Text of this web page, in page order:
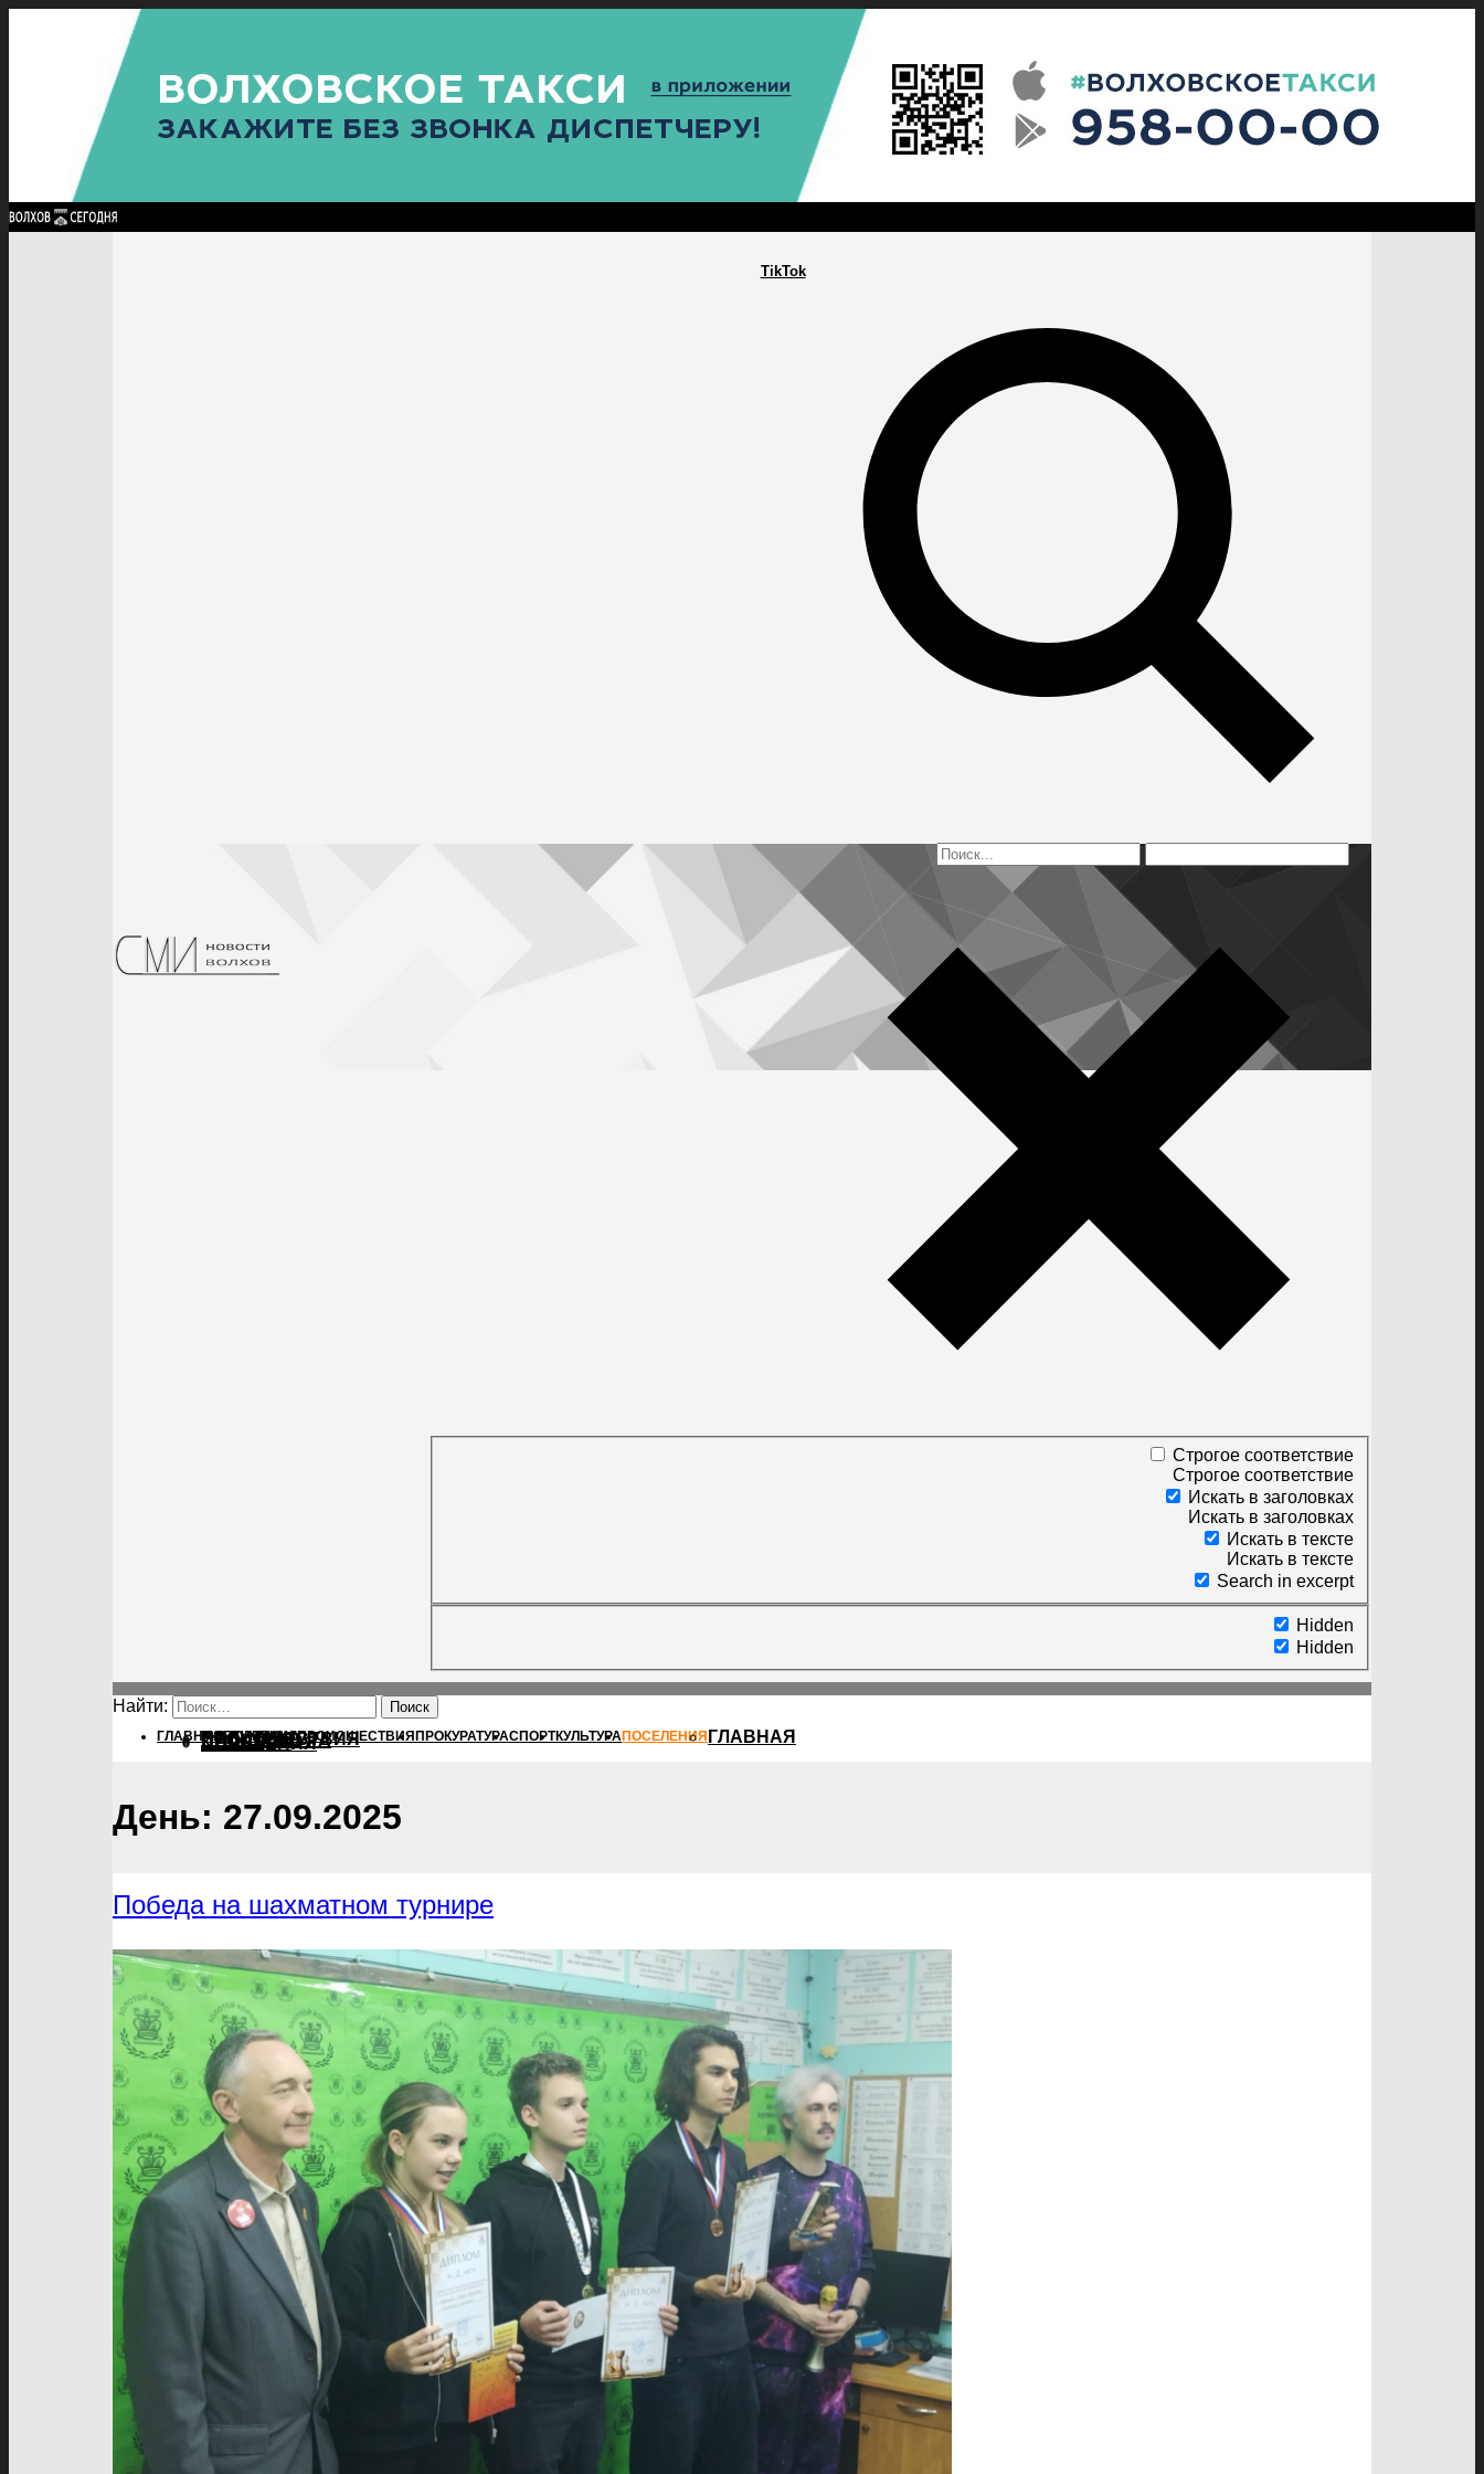
TikTok
Строгое соответствие
Строгое соответствие
Искать в заголовках
Искать в заголовках
Искать в тексте
Искать в тексте
Search in excerpt
Hidden
Hidden
Найти:
ГЛАВНАЯПОЛИТИКАПРОИСШЕСТВИЯ ПРОКУРАТУРАСПОРТКУЛЬТУРАПОСЕЛЕНИЯ ГЛАВНАЯ
ПОЛИТИКА
ПРОИСШЕСТВИЯ
ПРОКУРАТУРА
СПОРТ
КУЛЬТУРА
ПОСЕЛЕНИЯ
ГЛАВНАЯ ПОЛИТИКАПРОИСШЕСТВИЯПРОКУРАТУРА СПОРТ КУЛЬТУРАПОСЕЛЕНИЯ ГЛАВНАЯ
ПОЛИТИКА
КУЛЬТУРА
ПОСЕЛЕНИЯ
День: 27.09.2025
Победа на шахматном турнире